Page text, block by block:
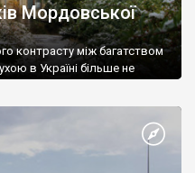
Мордовської
контрасту між багатством
в Україні більше не